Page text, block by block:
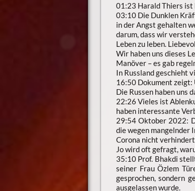
01:23 Harald Thiers
03:10 Die Dunklen
in der Angst gehalten
darum, dass wir
Leben zu leben.
Wir haben uns dieses
Manöver – es gab
In Russland geschieht
16:50 Dokument zeigt:
Die Russen haben uns
22:26 Vieles ist
haben interessante
29:54 Oktober 2022:
die wegen mangelnder
Corona nicht
Jo wird oft gefragt,
35:10 Prof. Bhakdi
seiner Frau Özlem
gesprochen, sondern
ausgelassen wurde.